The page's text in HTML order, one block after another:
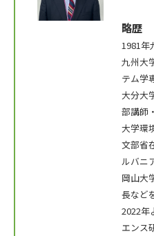
略歴
1981年
九州大
テム学
大分大
部講師
大学環
文部省
ルバニ
岡山大
長など
2022年
エンス